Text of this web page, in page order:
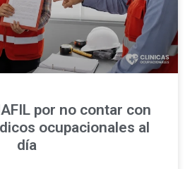
por no contar con
ocupacionales al
día